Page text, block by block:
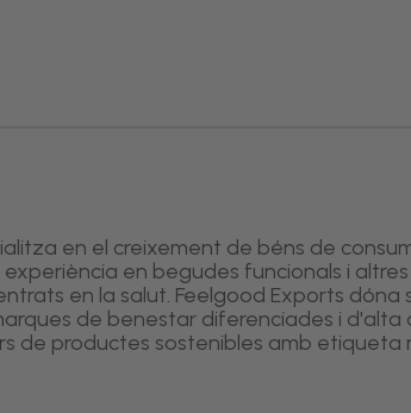
en el creixement de béns de
en begudes funcionals i
en la salut. Feelgood Exports dóna
de benestar diferenciades i
de productes sostenibles amb